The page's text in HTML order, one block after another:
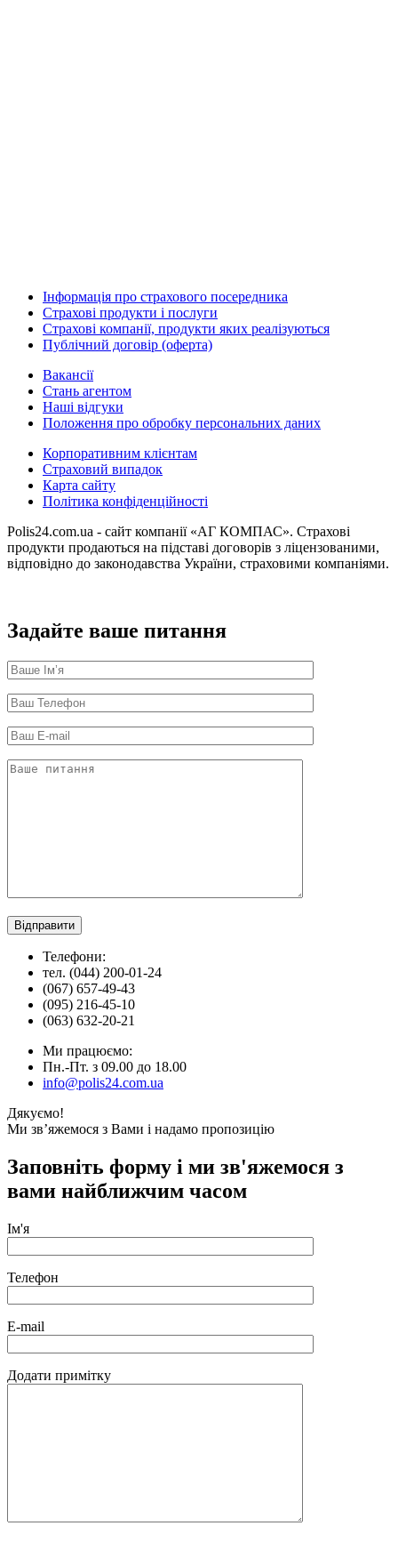
Інформація про страхового посередника
Страхові продукти і послуги
Страхові компанії, продукти яких реалізуються
Публічний договір (оферта)
Вакансії
Стань агентом
Наші відгуки
Положення про обробку персональних даних
Корпоративним клієнтам
Страховий випадок
Карта сайту
Політика конфіденційності
Polis24.com.ua - сайт компанії «АГ КОМПАС». Страхові
продукти продаються на підставі договорів з ліцензованими,
відповідно до законодавства України, страховими компаніями.
Задайте ваше питання
Телефони:
тел. (044) 200-01-24
(067) 657-49-43
(095) 216-45-10
(063) 632-20-21
Ми працюємо:
Пн.-Пт. з 09.00 до 18.00
info@polis24.com.ua
Дякуємо!
Ми зв’яжемося з Вами і надамо пропозицію
Заповніть форму і ми зв'яжемося з
вами найближчим часом
Ім'я
Телефон
E-mail
Додати примітку